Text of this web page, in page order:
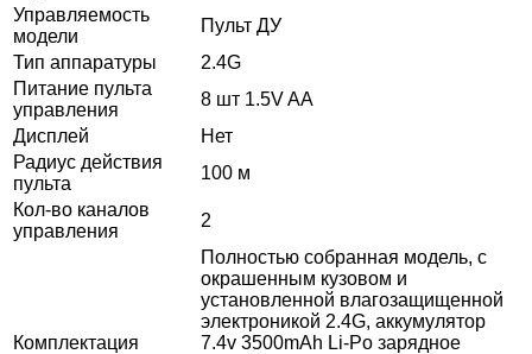
Управляемость
модели
Пульт ДУ
Тип аппаратуры
2.4G
Питание пульта
управления
8 шт 1.5V AA
Дисплей
Нет
Радиус действия
пульта
100 м
Кол-во каналов
управления
2
Комплектация
Полностью собранная модель, с
окрашенным кузовом и
установленной влагозащищенной
электроникой 2.4G, аккумулятор
7.4v 3500mAh Li-Po зарядное